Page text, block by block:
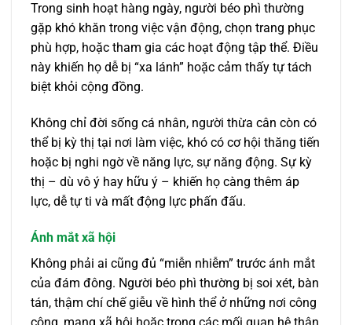
Trong sinh hoạt hàng ngày, người béo phì thường
gặp khó khăn trong việc vận động, chọn trang phục
phù hợp, hoặc tham gia các hoạt động tập thể. Điều
này khiến họ dễ bị “xa lánh” hoặc cảm thấy tự tách
biệt khỏi cộng đồng.
Không chỉ đời sống cá nhân, người thừa cân còn có
thể bị kỳ thị tại nơi làm việc, khó có cơ hội thăng tiến
hoặc bị nghi ngờ về năng lực, sự năng động. Sự kỳ
thị – dù vô ý hay hữu ý – khiến họ càng thêm áp
lực, dễ tự ti và mất động lực phấn đấu.
Ánh mắt xã hội
Không phải ai cũng đủ “miễn nhiễm” trước ánh mắt
của đám đông. Người béo phì thường bị soi xét, bàn
tán, thậm chí chế giễu về hình thể ở những nơi công